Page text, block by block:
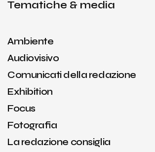
Tematiche & media
Ambiente
Audiovisivo
Comunicati della redazione
Exhibition
Focus
Fotografia
La redazione consiglia